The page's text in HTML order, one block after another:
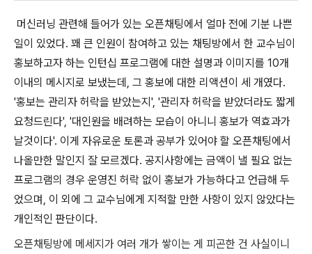
머신러닝 관련해 들어가 있는 오픈채팅에서 얼마 전에 기분 나쁜
일이 있었다. 꽤 큰 인원이 참여하고 있는 채팅방에서 한 교수님이
홍보하고자 하는 인턴십 프로그램에 대한 설명과 이미지를 10개
이내의 메시지로 보냈는데, 그 홍보에 대한 리액션이 세 개였다.
'홍보는 관리자 허락을 받았는지', '관리자 허락을 받았더라도 짧게
요청드린다', '대인원을 배려하는 모습이 아니니 홍보가 역효과가
날것이다'. 이게 자유로운 토론과 공부가 있어야 할 오픈채팅에서
나올만한 말인지 잘 모르겠다. 공지사항에는 금액이 낼 필요 없는
프로그램의 경우 운영진 허락 없이 홍보가 가능하다고 언급해 두
었으며, 이 외에 그 교수님에게 지적할 만한 사항이 있지 않았다는
개인적인 판단이다.
오픈채팅방에 메세지가 여러 개가 쌓이는 게 피곤한 건 사실이니